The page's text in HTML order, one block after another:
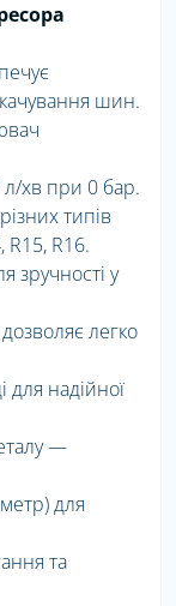
шин.
хв при 0 бар.
типів
R16.
зручності у
легко
для надійної
—
для
та